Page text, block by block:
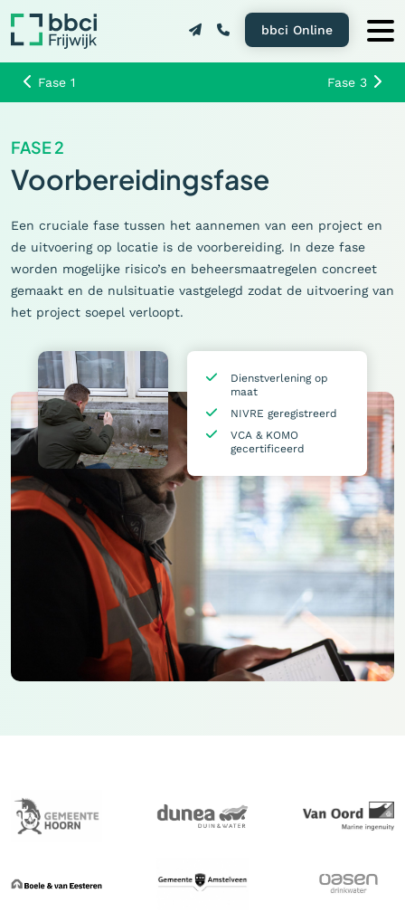
bbci Online
FASE 2
Voorbereidingsfase
Een cruciale fase tussen het aannemen van een project en
de uitvoering op locatie is de voorbereiding. In deze fase
worden mogelijke risico’s en beheersmaatregelen concreet
gemaakt en de nulsituatie vastgelegd zodat de uitvoering van
het project soepel verloopt.
Dienstverlening op
maat
NIVRE geregistreerd
VCA & KOMO
gecertificeerd
Fase 1 Fase 3